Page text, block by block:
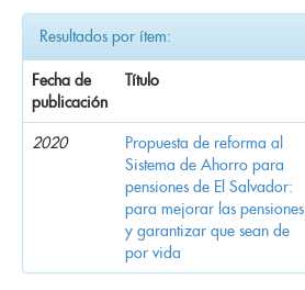
Resultados por ítem:
Fecha de
publicación
Título
2020
Propuesta de reforma al
Sistema de Ahorro para
pensiones de El Salvador:
para mejorar las pensiones
y garantizar que sean de
por vida